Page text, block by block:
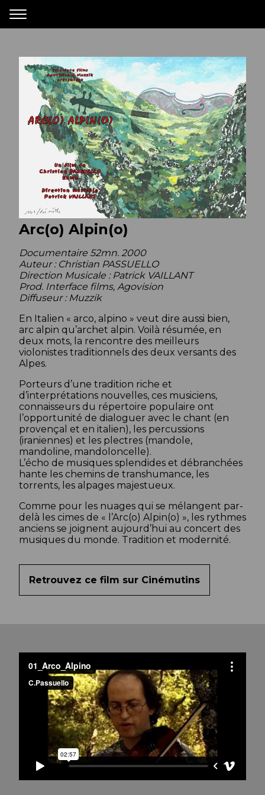
Arc(o) Alpin(o)
Documentaire 52mn. 2000
Auteur : Christian PASSUELLO
Direction Musicale : Patrick VAILLANT
Prod. Interface films, Agovision
Diffuseur : Muzzik
En Italien « arco, alpino » veut dire aussi bien,
arc alpin qu’archet alpin. Voilà résumée, en
deux mots, la rencontre des meilleurs
violonistes traditionnels des deux versants des
Alpes.
Porteurs d’une tradition riche et
d’interprétations nouvelles, ces musiciens,
connaisseurs du répertoire populaire ont
l’opportunité de dialoguer avec le chant (en
provençal et en italien), les percussions
(iraniennes) et les plectres (mandole,
mandoline, mandoloncelle).
L’écho de musiques splendides et débranchées
hante les chemins de transhumance, les
torrents, les alpages majestueux.
Comme pour les nuages qui se mélangent par-
delà les cimes de « l’Arc(o) Alpin(o) », les rythmes
anciens se joignent aujourd’hui au concert des
musiques du monde. Tradition et modernité.
Retrouvez ce film sur Cinémutins